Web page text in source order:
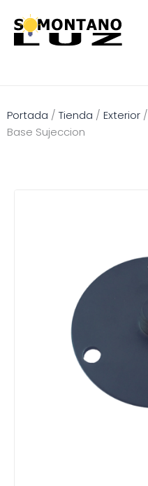
contenido
Portada / Tienda / Exterior /
Base Sujeccion